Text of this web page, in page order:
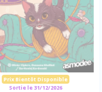
Prix Bientôt Disponible
Sortie le 31/12/2026